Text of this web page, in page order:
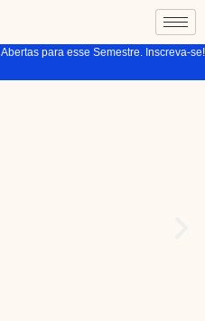
para esse Semestre. Inscreva-se!